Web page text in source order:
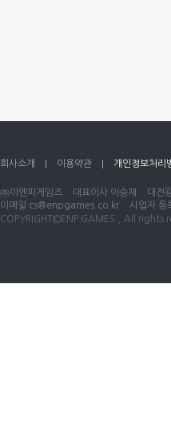
회사소개 이용약관 개인정보처리
㈜이엔피게임즈 대표이사 이승재
대전
이메일 cs@enpgames.co.kr 사업자
COPYRIGHT©ENP GAMES., All rights